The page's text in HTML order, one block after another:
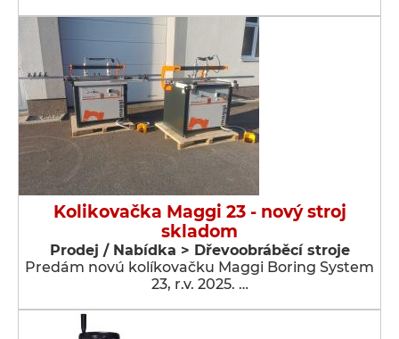
Kolikovačka Maggi 23 - nový stroj
skladom
Prodej / Nabídka > Dřevoobráběcí stroje
Predám novú kolíkovačku Maggi Boring System
23, r.v. 2025. …